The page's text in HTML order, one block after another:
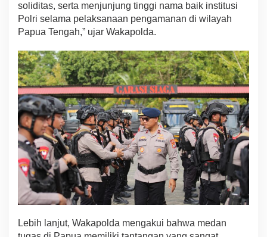
soliditas, serta menjunjung tinggi nama baik institusi
Polri selama pelaksanaan pengamanan di wilayah
Papua Tengah,” ujar Wakapolda.
Lebih lanjut, Wakapolda mengakui bahwa medan